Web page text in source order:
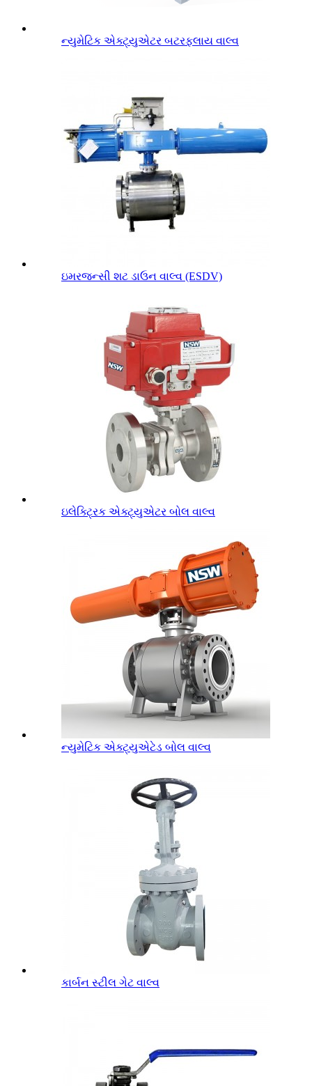
ન્યુમેટિક એક્ટ્યુએટર બટરફ્લાય વાલ્વ
ઇમરજન્સી શટ ડાઉન વાલ્વ (ESDV)
ઇલેક્ટ્રિક એક્ટ્યુએટર બોલ વાલ્વ
ન્યુમેટિક એક્ટ્યુએટેડ બોલ વાલ્વ
કાર્બન સ્ટીલ ગેટ વાલ્વ